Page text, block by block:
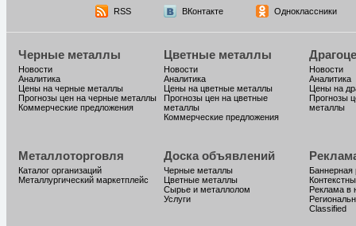
RSS ВКонтакте Одноклассники
Черные металлы
Новости
Аналитика
Цены на черные металлы
Прогнозы цен на черные металлы
Коммерческие предложения
Цветные металлы
Новости
Аналитика
Цены на цветные металлы
Прогнозы цен на цветные
металлы
Коммерческие предложения
Новости
Аналитика
Цены на
Прогнозы
металлы
Металлоторговля
Каталог организаций
Металлургический маркетплейс
Доска объявлений
Черные металлы
Цветные металлы
Сырье и металлолом
Услуги
Баннерная
Реклама в
Classified